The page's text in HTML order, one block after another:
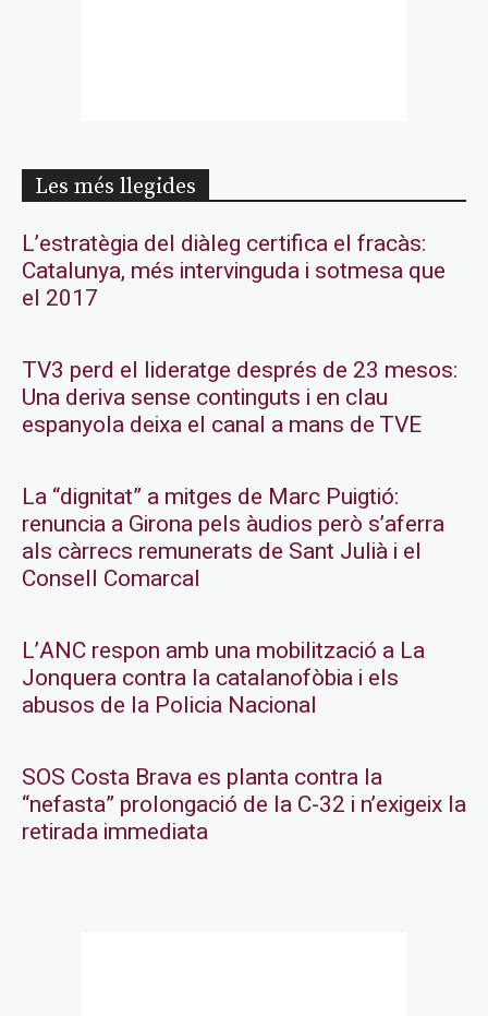
Les més llegides
L’estratègia del diàleg certifica el fracàs:
Catalunya, més intervinguda i sotmesa que
el 2017
TV3 perd el lideratge després de 23 mesos:
Una deriva sense continguts i en clau
espanyola deixa el canal a mans de TVE
La “dignitat” a mitges de Marc Puigtió:
renuncia a Girona pels àudios però s’aferra
als càrrecs remunerats de Sant Julià i el
Consell Comarcal
L’ANC respon amb una mobilització a La
Jonquera contra la catalanofòbia i els
abusos de la Policia Nacional
SOS Costa Brava es planta contra la
“nefasta” prolongació de la C-32 i n’exigeix la
retirada immediata